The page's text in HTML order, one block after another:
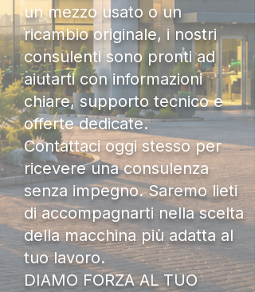
un mezzo usato o un
ricambio originale, i nostri
consulenti sono pronti ad
aiutarti con informazioni
chiare, supporto tecnico e
offerte dedicate.
Contattaci oggi stesso per
ricevere una consulenza
senza impegno. Saremo lieti
di accompagnarti nella scelta
della macchina più adatta al
tuo lavoro.
DIAMO FORZA AL TUO